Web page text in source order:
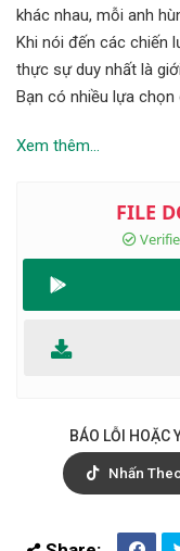
khác nhau, mỗi anh
Khi nói đến các chiến
thực sự duy nhất là
Bạn có nhiều lựa
Xem thêm...
BÁO LỖI HOẶC
Nhấn